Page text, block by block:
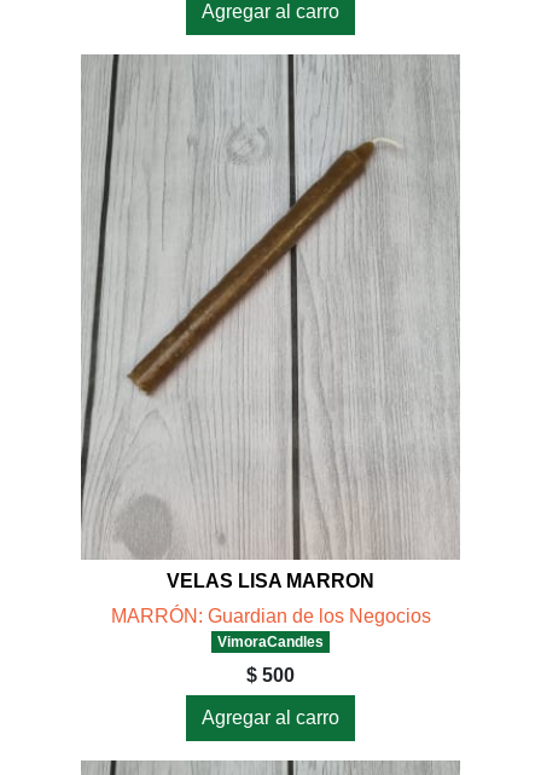
Agregar al carro
VELAS LISA MARRON
MARRÓN: Guardian de los Negocios
VimoraCandles
$ 500
Agregar al carro